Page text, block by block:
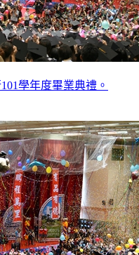
學年度畢業典禮。